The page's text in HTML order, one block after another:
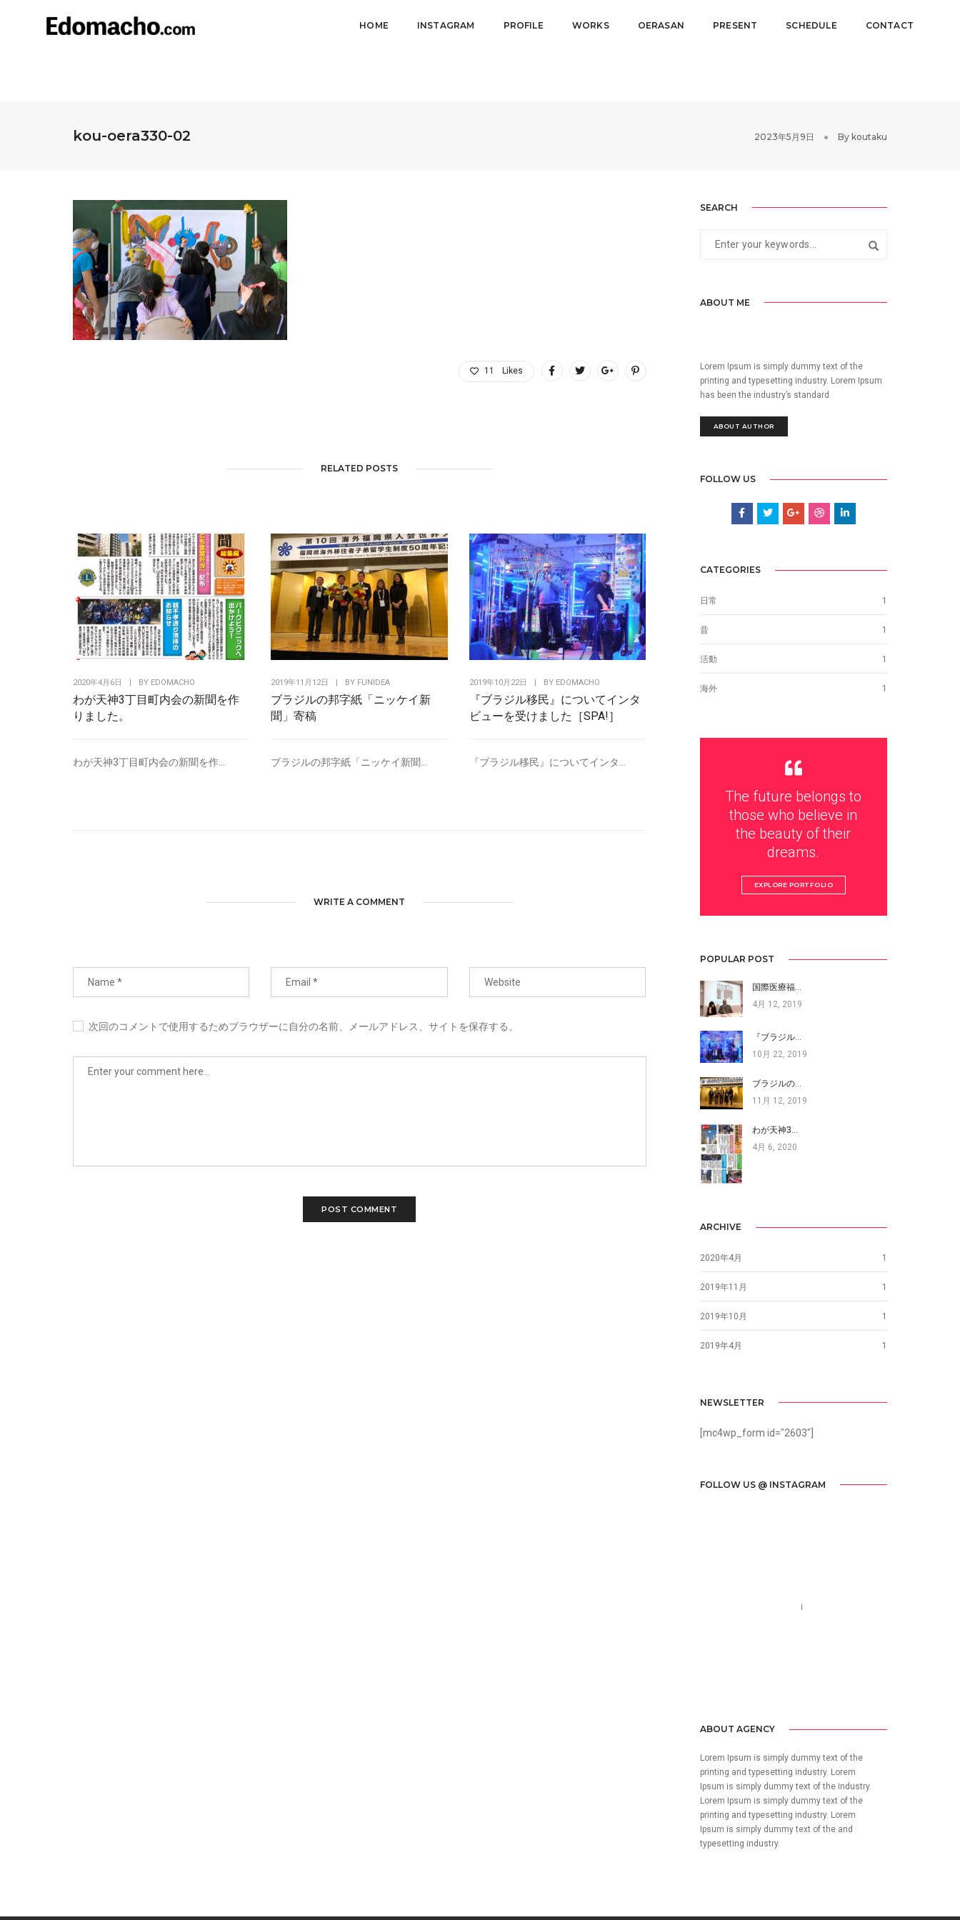
HOME INSTAGRAM PROFILE WORKS OERASAN PRESENT SCHEDULE CONTACT
kou-oera330-02 2023年5月9日 By koutaku
11 Likes
RELATED POSTS
2020年4月6日 | BY EDOMACHO
わが天神3丁目町内会の新聞を作
りました。
わが天神3丁目町内会の新聞を作...
2019年11月12日 | BY FUNIDEA
ブラジルの邦字紙「ニッケイ新
聞」寄稿
ブラジルの邦字紙「ニッケイ新聞...
2019年10月22日 | BY EDOMACHO
『ブラジル移民』についてインタ
ビューを受けました［SPA!］
『ブラジル移民』についてインタ...
WRITE A COMMENT
次回のコメントで使用するためブラウザーに自分の名前、メールアドレス、サイトを保存する。
SEARCH
ABOUT ME
Lorem Ipsum is simply dummy text of the
printing and typesetting industry. Lorem Ipsum
has been the industry’s standard.
ABOUT AUTHOR
FOLLOW US
CATEGORIES
日常 1
昔 1
活動 1
海外 1
The future belongs to
those who believe in
the beauty of their
dreams.
EXPLORE PORTFOLIO
POPULAR POST
国際医療福…
4月 12, 2019
『ブラジル…
10月 22, 2019
ブラジルの…
11月 12, 2019
わが天神3…
4月 6, 2020
ARCHIVE
2020年4月 1
2019年11月 1
2019年10月 1
2019年4月 1
NEWSLETTER
[mc4wp_form id="2603"]
FOLLOW US @ INSTAGRAM
ABOUT AGENCY
Lorem Ipsum is simply dummy text of the
printing and typesetting industry. Lorem
Ipsum is simply dummy text of the industry.
Lorem Ipsum is simply dummy text of the
printing and typesetting industry. Lorem
Ipsum is simply dummy text of the and
typesetting industry.